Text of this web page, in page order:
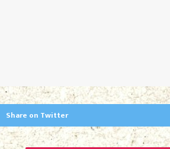
Share on Twitter